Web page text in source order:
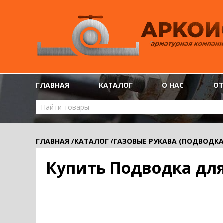
ГЛАВНАЯ КАТАЛОГ О НАС
ГЛАВНАЯ /КАТАЛОГ /ГАЗОВЫЕ РУКАВА
Купить Подводка